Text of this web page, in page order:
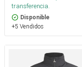
transferencia.
Disponible
+5 Vendidos